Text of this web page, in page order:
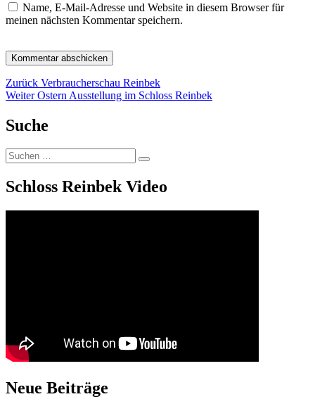
Name, E-Mail-Adresse und Website in diesem Browser für
meinen nächsten Kommentar speichern.
Beitragsnavigation
Zurück Vorheriger
Beitrag:
Verbraucherschau Reinbek
Weiter Nächster
Ostern Ausstellung im Schloss Reinbek
Suche
Suchen
nach:
Suchen
Schloss Reinbek Video
Neue Beiträge